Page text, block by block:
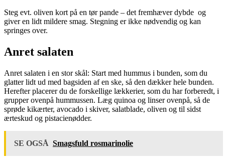
Steg evt. oliven kort på en tør pande – det fremhæver dybde og
giver en lidt mildere smag. Stegning er ikke nødvendig og kan
springes over.
Anret salaten
Anret salaten i en stor skål: Start med hummus i bunden, som du
glatter lidt ud med bagsiden af en ske, så den dækker hele bunden.
Herefter placerer du de forskellige lækkerier, som du har forberedt, i
grupper ovenpå hummussen. Læg quinoa og linser ovenpå, så de
sprøde kikærter, avocado i skiver, salatblade, oliven og til sidst
ærteskud og pistacienødder.
SE OGSÅ Smagsfuld rosmarinolie